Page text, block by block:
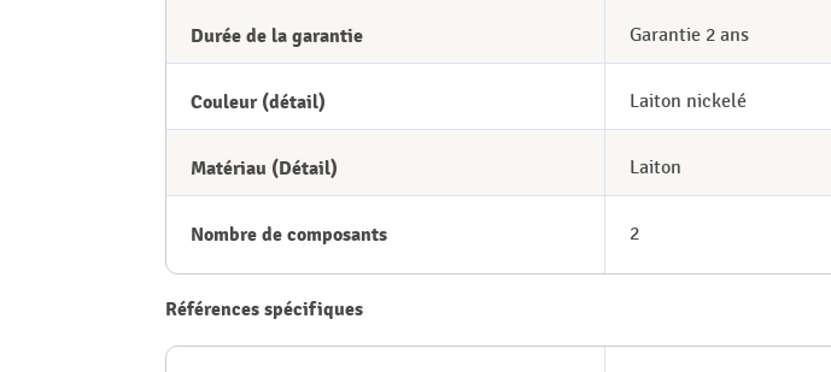
Durée de la garantie Garantie 2 ans
Couleur (détail) Laiton nickelé
Matériau (Détail) Laiton
Nombre de composants 2
Références spécifiques